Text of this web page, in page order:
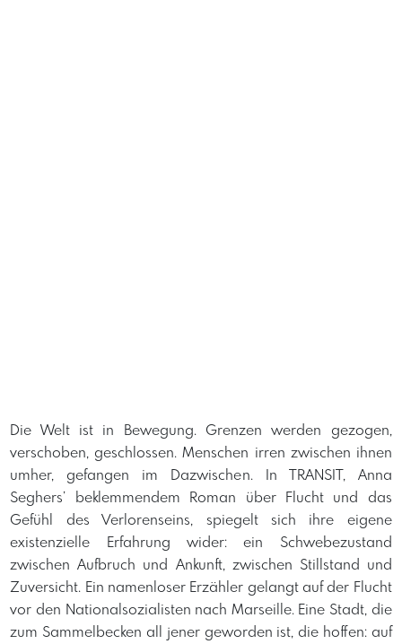
Die Welt ist in Bewegung. Grenzen werden gezogen,
verschoben, geschlossen. Menschen irren zwischen ihnen
umher, gefangen im Dazwischen. In TRANSIT, Anna
Seghers’ beklemmendem Roman über Flucht und das
Gefühl des Verlorenseins, spiegelt sich ihre eigene
existenzielle Erfahrung wider: ein Schwebezustand
zwischen Aufbruch und Ankunft, zwischen Stillstand und
Zuversicht. Ein namenloser Erzähler gelangt auf der Flucht
vor den Nationalsozialisten nach Marseille. Eine Stadt, die
zum Sammelbecken all jener geworden ist, die hoffen: auf